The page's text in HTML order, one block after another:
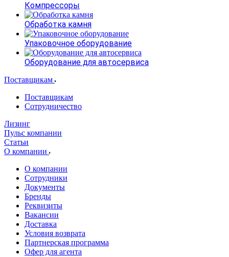
Компрессоры
Обработка камня
Упаковочное оборудование
Оборудование для автосервиса
Поставщикам
Поставщикам
Сотрудничество
Лизинг
Пульс компании
Статьи
О компании
О компании
Сотрудники
Документы
Бренды
Реквизиты
Вакансии
Доставка
Условия возврата
Партнерская программа
Офер для агента